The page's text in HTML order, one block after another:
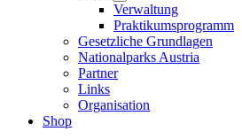
Verwaltung
Praktikumsprogramm
Gesetzliche Grundlagen
Nationalparks Austria
Partner
Links
Organisation
Shop